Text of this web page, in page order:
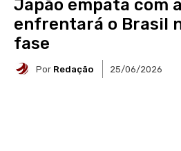
Japão empata com
enfrentará o Brasil
fase
Por Redação 25/06/2026